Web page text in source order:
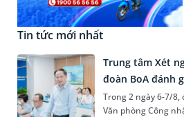
Tin tức mới nhất
Trung tâm Xét
đoàn BoA đánh
Trong 2 ngày 6-7/
Văn phòng Công